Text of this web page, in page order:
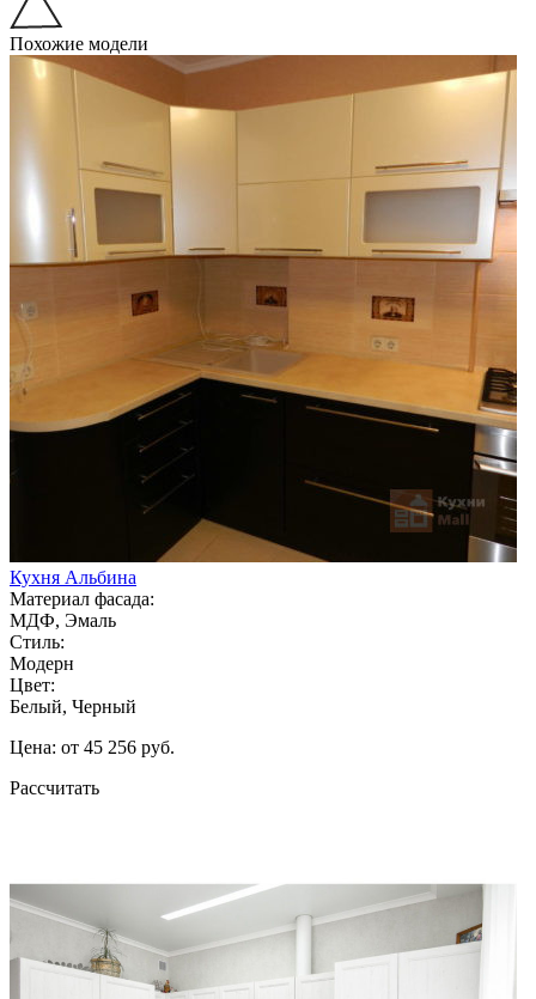
Похожие модели
Кухня Альбина
Материал фасада:
МДФ, Эмаль
Стиль:
Модерн
Цвет:
Белый, Черный
Цена: от 45 256 руб.
Рассчитать